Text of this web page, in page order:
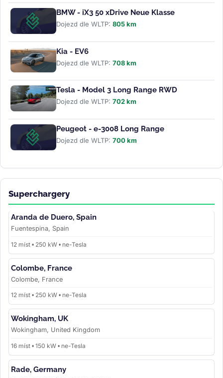
BMW - iX3 50 xDrive Neue Klasse
Dojezd dle WLTP: 805 km
Kia - EV6
Dojezd dle WLTP: 708 km
Tesla - Model 3 Long Range RWD
Dojezd dle WLTP: 702 km
Peugeot - e-3008 Long Range
Dojezd dle WLTP: 700 km
Superchargery
Aranda de Duero, Spain
Fuentespina, Spain
12 míst • 250 kW • ne-Tesla
Colombe, France
Colombe, France
12 míst • 250 kW • ne-Tesla
Wokingham, UK
Wokingham, United Kingdom
16 míst • 150 kW • ne-Tesla
Rade, Germany